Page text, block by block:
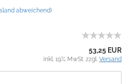
abweichend)
53,25 EUR
inkl. 19% MwSt. zzgl. Versand